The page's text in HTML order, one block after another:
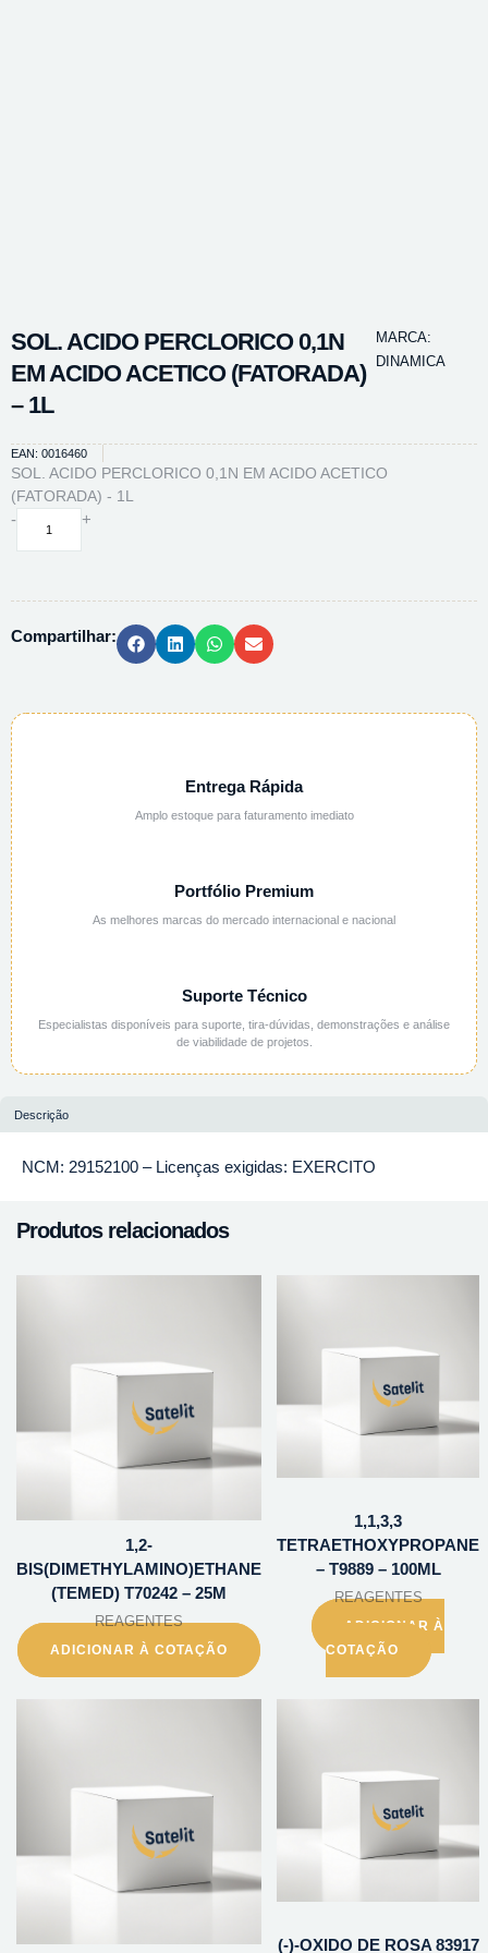
SOL. ACIDO PERCLORICO 0,1N
EM ACIDO ACETICO (FATORADA)
– 1L
MARCA:
DINAMICA
EAN: 0016460
SOL. ACIDO PERCLORICO 0,1N EM ACIDO ACETICO
(FATORADA) - 1L
-
SOL.
ACIDO
1L
quantidade
+
Compartilhar:
Entrega Rápida
Amplo estoque para faturamento imediato
Portfólio Premium
As melhores marcas do mercado internacional e nacional
Suporte Técnico
Especialistas disponíveis para suporte, tira-dúvidas, demonstrações e análise
de viabilidade de projetos.
Descrição
NCM: 29152100 – Licenças exigidas: EXERCITO
Produtos relacionados
1,2-
BIS(DIMETHYLAMINO)ETHANE
(TEMED) T70242 – 25M
REAGENTES
ADICIONAR À COTAÇÃO
1,1,3,3
TETRAETHOXYPROPANE
– T9889 – 100ML
REAGENTES
ADICIONAR À
COTAÇÃO
(-)-OXIDO DE ROSA 83917